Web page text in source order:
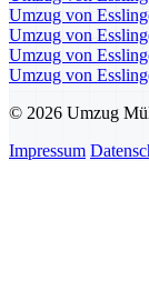
Umzug von
Umzug von
Umzug von
Umzug von
© 2026 Umzug
Impressum